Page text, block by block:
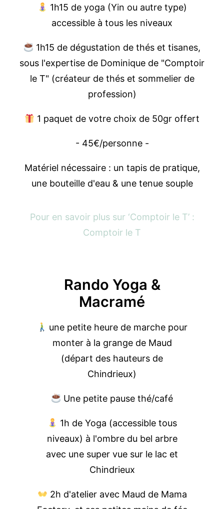
1h15 de yoga (Yin ou autre type)
accessible à tous les niveaux
1h15 de dégustation de thés et tisanes,
sous l'expertise de Dominique de "Comptoir
le T" (créateur de thés et sommelier de
profession)
1 paquet de votre choix de 50gr offert
- 45€/personne -
Matériel nécessaire : un tapis de pratique,
une bouteille d'eau & une tenue souple
Pour en savoir plus sur ‘Comptoir le T’ :
Comptoir le T
Rando Yoga &
Macramé
une petite heure de marche pour
monter à la grange de Maud
(départ des hauteurs de
Chindrieux)
Une petite pause thé/café
1h de Yoga (accessible tous
niveaux) à l'ombre du bel arbre
avec une super vue sur le lac et
Chindrieux
2h d'atelier avec Maud de Mama